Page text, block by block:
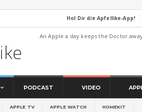
Hol Dir die Apfellike-App!
An Apple a day keeps the Doctor
PODCAST VIDEO
APPLE TV APPLE WATCH HOMEKIT